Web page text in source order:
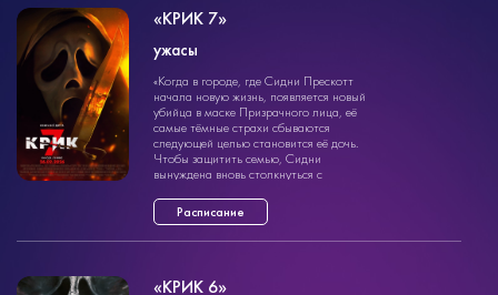
ужасы
1ч. 55мин.
18+
«КРИК 7»
ужасы
«Когда в городе, где Сидни Прескотт
начала новую жизнь, появляется новый
убийца в маске Призрачного лица, её
самые тёмные страхи сбываются
следующей целью становится её дочь.
Чтобы защитить семью, Сидни
вынуждена вновь столкнуться с
Расписание
«КРИК 6»